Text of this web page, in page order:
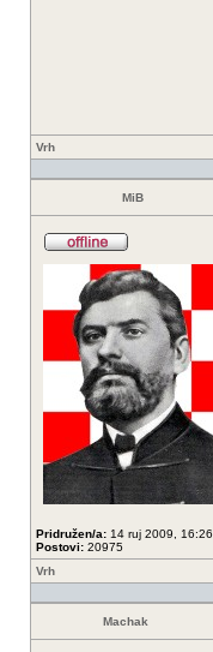
Vrh
MiB
Pridružen/a: 14 ruj 2009, 16:26
Postovi: 20975
Vrh
Machak